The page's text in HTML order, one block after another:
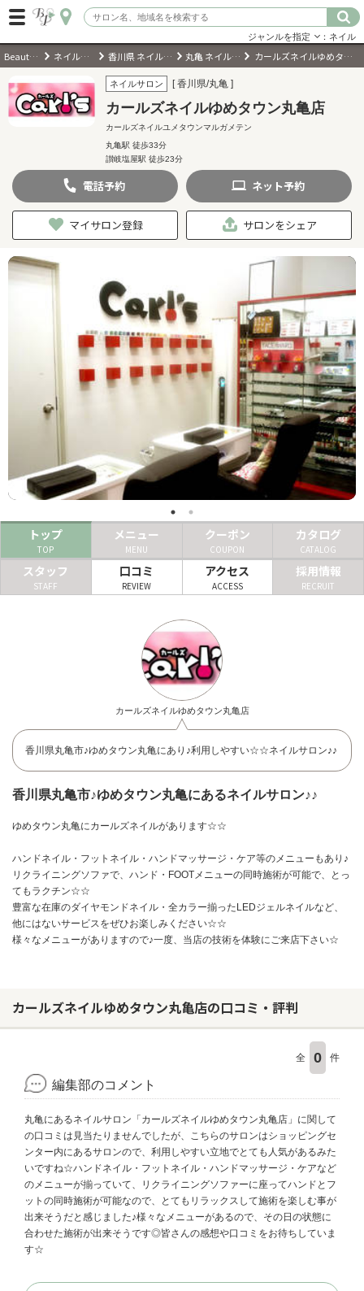
ログイン
会員登録（無料）
キーワード検索
ジャンルを選択
キーワードで検索
近くのサロンを探す
現在地から探す
ヘアサロン
まつげサロン
エステサロン
リラクゼーションサロン
美容クリニック
お問い合わせ
ジャンルを指定 ：ネイル
BeautyPark ネイルサロン 香川県 ネイルサロン 丸亀 ネイルサロン カールズネイルゆめタウン丸亀店
ネイルサロン [ 香川県/丸亀 ]
カールズネイルゆめタウン丸亀店
カールズネイルユメタウンマルガメテン
丸亀駅 徒歩33分
讃岐塩屋駅 徒歩23分‎
電話予約 ネット予約
マイサロン登録 サロンをシェア
トップ
TOP
メニュー
MENU
クーポン
COUPON
カタログ
CATALOG
スタッフ
STAFF
口コミ
REVIEW
アクセス
ACCESS
採用情報
RECRUIT
カールズネイルゆめタウン丸亀店
香川県丸亀市♪ゆめタウン丸亀にあり♪利用しやすい☆☆ネイルサロン♪♪
香川県丸亀市♪ゆめタウン丸亀にあるネイルサロン♪♪
ゆめタウン丸亀にカールズネイルがあります☆☆
ハンドネイル・フットネイル・ハンドマッサージ・ケア等のメニューもあり♪
リクライニングソファで、ハンド・FOOTメニューの同時施術が可能で、とっ
てもラクチン☆☆
豊富な在庫のダイヤモンドネイル・全カラー揃ったLEDジェルネイルなど、
他にはないサービスをぜひお楽しみください☆☆
様々なメニューがありますので♪一度、当店の技術を体験にご来店下さい☆
カールズネイルゆめタウン丸亀店の口コミ・評判
全 0 件
編集部のコメント
丸亀にあるネイルサロン「カールズネイルゆめタウン丸亀店」に関して
の口コミは見当たりませんでしたが、こちらのサロンはショッピングセ
ンター内にあるサロンので、利用しやすい立地でとても人気があるみた
いですね☆ハンドネイル・フットネイル・ハンドマッサージ・ケアなど
のメニューが揃っていて、リクライニングソファーに座ってハンドとフ
ットの同時施術が可能なので、とてもリラックスして施術を楽しむ事が
出来そうだと感じました♪様々なメニューがあるので、その日の状態に
合わせた施術が出来そうです◎皆さんの感想や口コミをお待ちしていま
す☆